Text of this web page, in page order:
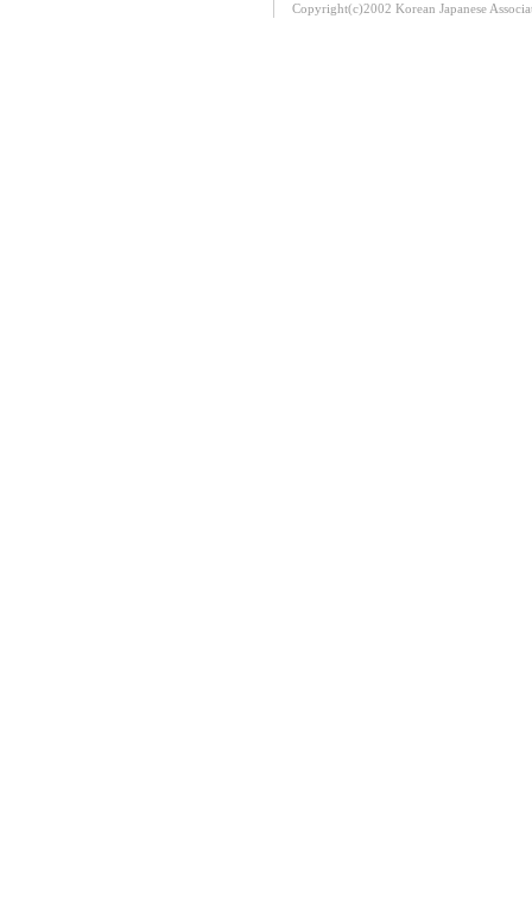
Copyright(c)2002 Korean Japanese